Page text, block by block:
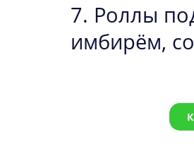
Роллы
имбирём,